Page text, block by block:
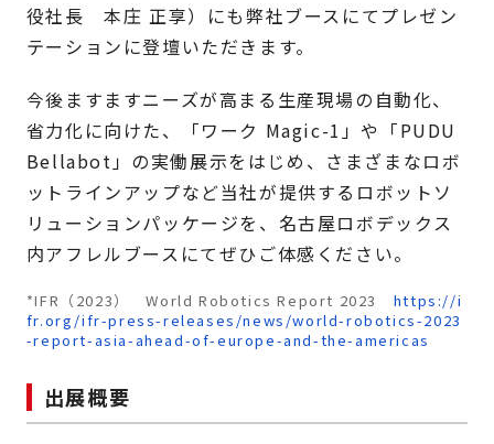
役社長 本庄 正享）にも弊社ブースにてプレゼン
テーションに登壇いただきます。
今後ますますニーズが高まる生産現場の自動化、
省力化に向けた、「ワーク Magic-1」や「PUDU
Bellabot」の実働展示をはじめ、さまざまなロボ
ットラインアップなど当社が提供するロボットソ
リューションパッケージを、名古屋ロボデックス
内アフレルブースにてぜひご体感ください。
*IFR（2023） World Robotics Report 2023 https://i
fr.org/ifr-press-releases/news/world-robotics-2023
-report-asia-ahead-of-europe-and-the-americas
出展概要